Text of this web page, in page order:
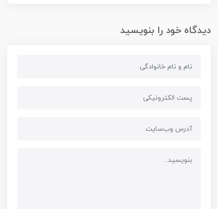
دیدگاه خود را بنویسید